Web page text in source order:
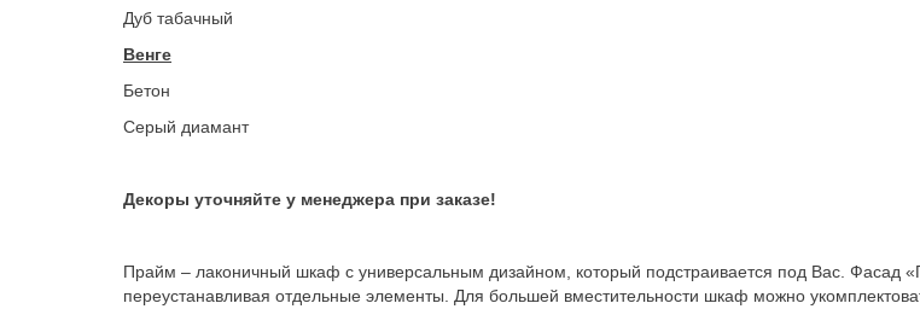
Дуб табачный
Венге
Бетон
Серый диамант
Декоры уточняйте у менеджера при заказе!
Прайм – лаконичный шкаф с универсальным дизайном, который подстраивается под Вас. Фасад
переустанавливая отдельные элементы. Для большей вместительности шкаф можно